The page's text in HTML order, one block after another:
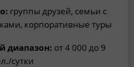
группы друзей, семьи с
корпоративные туры
диапазон: от 4 000 до 9
сутки